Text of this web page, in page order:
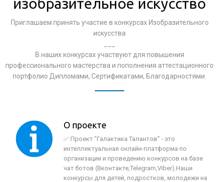
изобразительное искусство
Приглашаем принять участие в конкурсах Изобразительного
искусства
В наших конкурсах участвуют для повышения
профессионального мастерства и пополнения аттестационного
портфолио Дипломами, Сертификатами, Благодарностями.
О проекте
✅ Проект "Галактика Талантов" - это
интеллектуальная онлайн-платформа по
организации и проведению конкурсов на базе
чат ботов (Вконтакте,Telegram,Viber).Наши
конкурсы для детей, подростков, молодежи на